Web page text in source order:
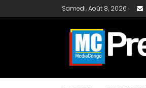
Samedi, Août 8, 2026